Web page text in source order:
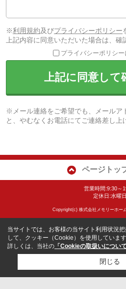
※利用規約及びプライバシーポリシー
上記内容に同意いただいた場合は、確
プライバシーポリシー
上記に同意して
※メール連絡をご希望でも、メールア
と、やむなくお電話にてご連絡差し上
ページトッ
営業時間:9:30～
定休日:水曜日
Copyright(c) 株式会社メモリーホー
当サイトでは、お客様の当サイト利用状況
して、クッキー（Cookie）を使用しています
詳しくは、当社の 「Cookieの取扱いについて
閉じる